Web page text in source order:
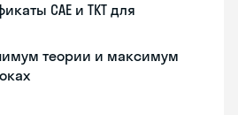
CAE и TKT для
теории и максимум